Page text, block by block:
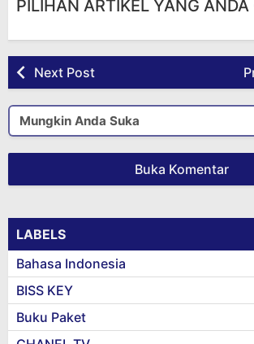
PILIHAN ARTIKEL YANG ANDA
Next Post
Mungkin Anda Suka
Buka Komentar
LABELS
Bahasa Indonesia
BISS KEY
Buku Paket